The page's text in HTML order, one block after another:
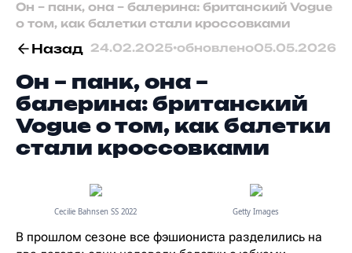
Он – панк, она – балерина: британский Vogue
о том, как балетки стали кроссовками
Назад 24.02.2025•обновлено05.05.2026
Он – панк, она –
балерина: британский
Vogue о том, как балетки
стали кроссовками
Cecilie Bahnsen SS 2022 Getty Images
В прошлом сезоне все фэшиониста разделились на